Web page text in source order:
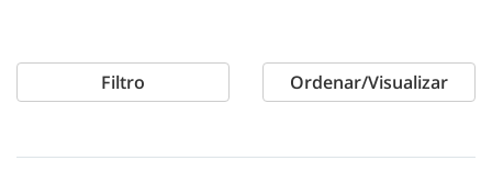
Filtro Ordenar/Visualizar